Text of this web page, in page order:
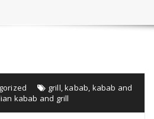
grill ,kabab kabab and
kabab and grill